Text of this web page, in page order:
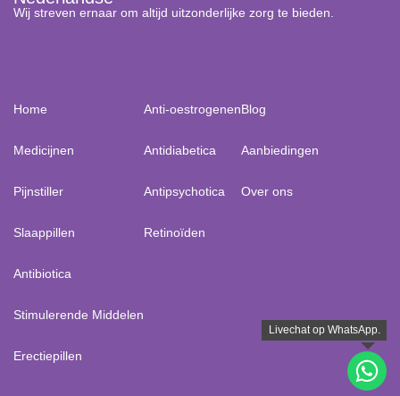
Wij streven ernaar om altijd uitzonderlijke zorg te bieden.
Home
Medicijnen
Pijnstiller
Slaappillen
Antibiotica
Stimulerende Middelen
Erectiepillen
Anti-oestrogenen
Antidiabetica
Antipsychotica
Retinoïden
Blog
Aanbiedingen
Over ons